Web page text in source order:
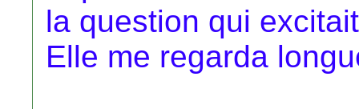
la question qui
Elle me regarda